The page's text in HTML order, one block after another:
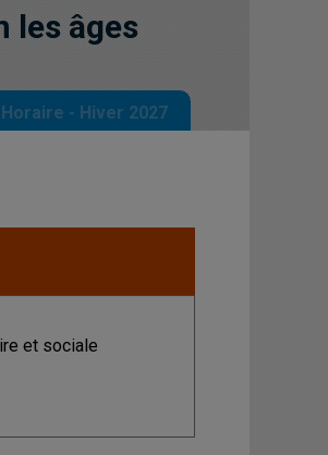
les âges
Horaire - Hiver 2027
et sociale